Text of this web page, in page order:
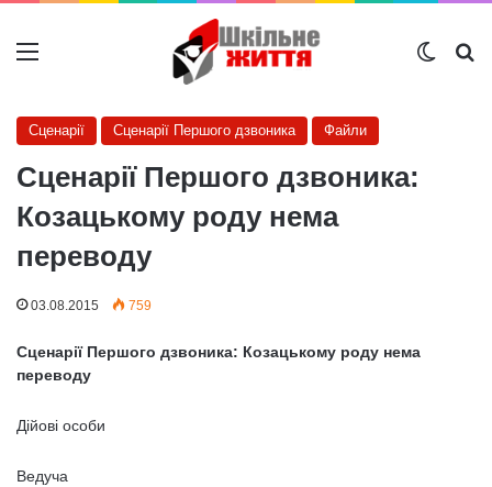
Меню
Сценарії Сценарії Першого дзвоника Файли
Сценарії Першого дзвоника:
Козацькому роду нема
переводу
03.08.2015 759
Сценарії Першого дзвоника: Козацькому роду нема
переводу
Дійові особи
Ведуча